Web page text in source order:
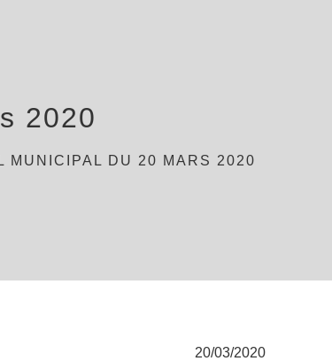
2020
MUNICIPAL DU 20 MARS 2020
20/03/2020